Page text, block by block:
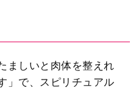
ましいと肉体を整えれ
」で、スピリチュアル